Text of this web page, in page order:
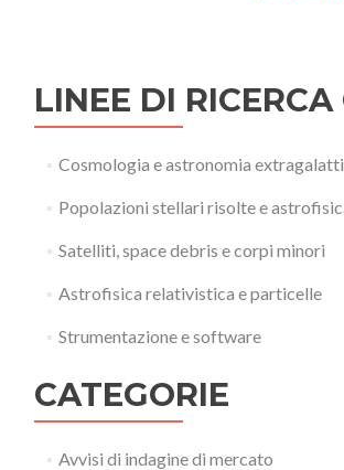
LINEE DI RICERCA
Cosmologia e astronomia
Popolazioni stellari risolte e
Satelliti, space debris e corpi minori
Astrofisica relativistica e particelle
Strumentazione e software
CATEGORIE
Avvisi di indagine di mercato